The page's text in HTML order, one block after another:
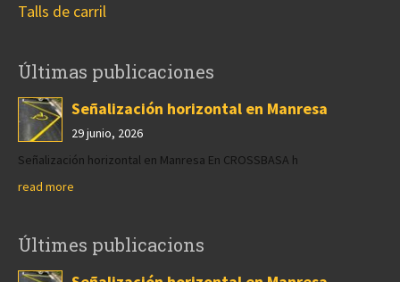
Talls de carril
Últimas publicaciones
Señalización horizontal en Manresa
29 junio, 2026
Señalización horizontal en Manresa En CROSSBASA h
read more
Últimes publicacions